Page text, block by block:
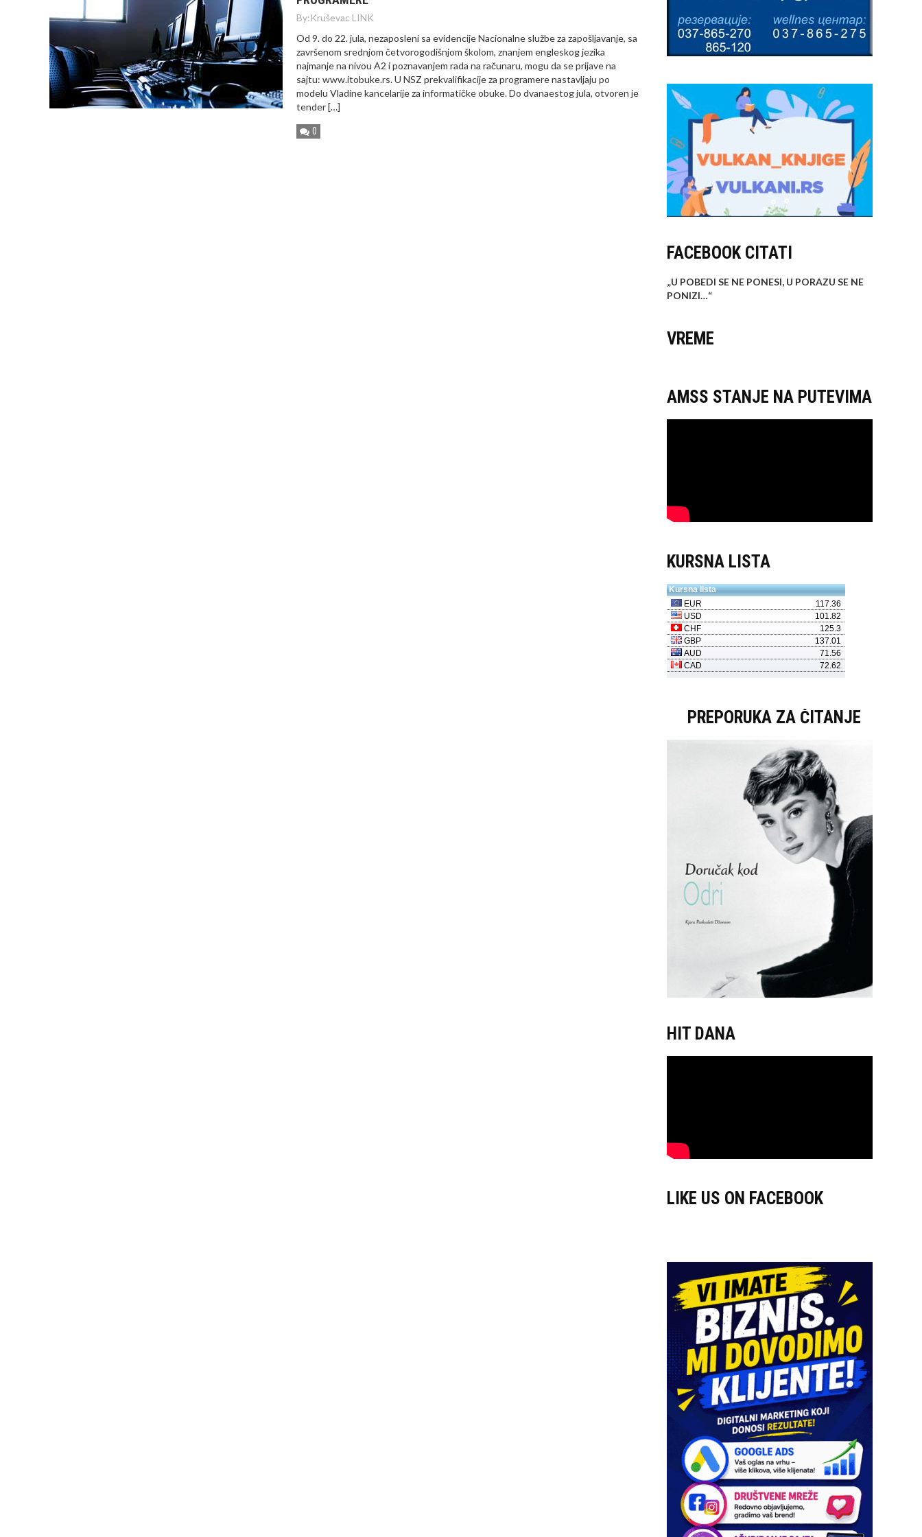
By:Kruševac LINK
Od 9. do 22. jula, nezaposleni sa evidencije Nacionalne službe za zapošljavanje, sa
završenom srednjom četvorogodišnjom školom, znanjem engleskog jezika
najmanje na nivou A2 i poznavanjem rada na računaru, mogu da se prijave na
sajtu: www.itobuke.rs. U NSZ prekvalifikacije za programere nastavljaju po
modelu Vladine kancelarije za informatičke obuke. Do dvanaestog jula, otvoren je
tender […]
0
FACEBOOK CITATI
„U POBEDI SE NE PONESI, U PORAZU SE NE
PONIZI…“
VREME
AMSS STANJE NA PUTEVIMA
KURSNA LISTA
PREPORUKA ZA ČITANJE
HIT DANA
LIKE US ON FACEBOOK